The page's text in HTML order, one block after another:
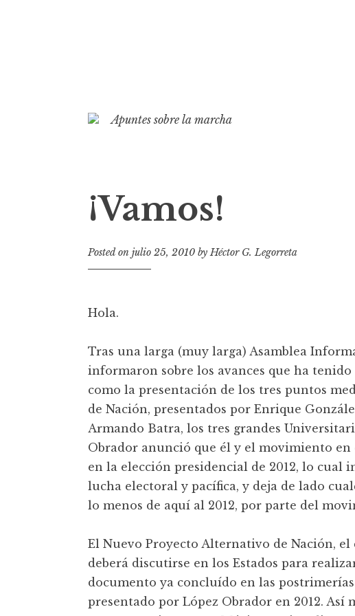
i
c
o
t
t
Apuntes sobre la marcha
¡Vamos!
Posted on julio 25, 2010 byHéctor G. Legorreta
Hola.
Tras una larga (muy larga) Asamblea
informaron sobre los avances que ha
como la presentación de los tres puntos
de Nación, presentados por Enrique
Armando Batra, los tres grandes
Obrador anunció que él y el movimiento
en la elección presidencial de 2012, lo
lucha electoral y pacífica, y deja de lado
lo menos de aquí al 2012, por parte del
El Nuevo Proyecto Alternativo de Nación,
deberá discutirse en los Estados para
documento ya concluído en las
presentado por López Obrador en 2012. Así